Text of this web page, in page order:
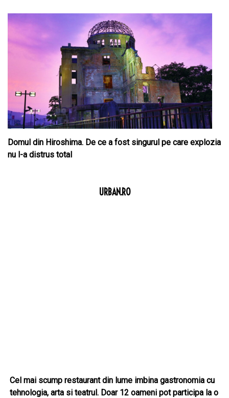
Domul din Hiroshima. De ce a fost singurul pe care explozia
nu l-a distrus total
URBAN.RO
Cel mai scump restaurant din lume imbina gastronomia cu
tehnologia, arta si teatrul. Doar 12 oameni pot participa la o